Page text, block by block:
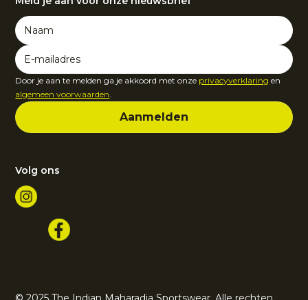
Door je aan te melden ga je akkoord met onze privacyverklaring en
algemeen voorwaarden
Volg ons